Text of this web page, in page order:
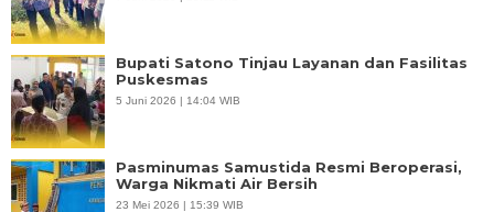
Bupati Satono Tinjau Layanan dan Fasilitas
Puskesmas
5 Juni 2026 | 14:04 WIB
Pasminumas Samustida Resmi Beroperasi,
Warga Nikmati Air Bersih
23 Mei 2026 | 15:39 WIB